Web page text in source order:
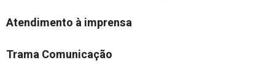
Atendimento à imprensa
Trama Comunicação